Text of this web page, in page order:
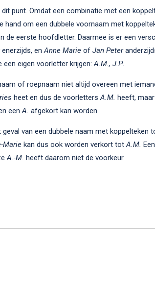
dit punt. Omdat een combinatie met een
hand om een dubbele voornaam met
de eerste hoofdletter. Daarmee is er een
enerzijds, enAnne Marie of Jan Peter
een eigen voorletter krijgen:A.M., J.P.
of roepnaam niet altijd overeen met
heet en dus de voorlettersA.M. heeft,
eenA. afgekort kan worden.
van een dubbele naam met
Marie kan dus ook worden verkort totA.M.
A.-M. heeft daarom niet de voorkeur.